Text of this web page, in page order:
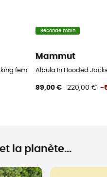
femme
Seconde main
Mammut
Albula In Hooded
99,00 € 220,00 € -
la planète...